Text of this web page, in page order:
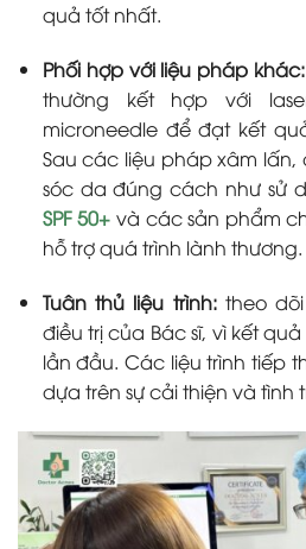
quả tốt nhất.
Phối hợp với liệu pháp khác:
thường kết hợp với
microneedle để đạt kết
Sau các liệu pháp xâm
sóc da đúng cách như sử
SPF 50+ và các sản phẩm
hỗ trợ quá trình lành thương.
Tuân thủ liệu trình:theo dõi
điều trị của Bác sĩ, vì kết
lần đầu. Các liệu trình tiếp
dựa trên sự cải thiện và tình